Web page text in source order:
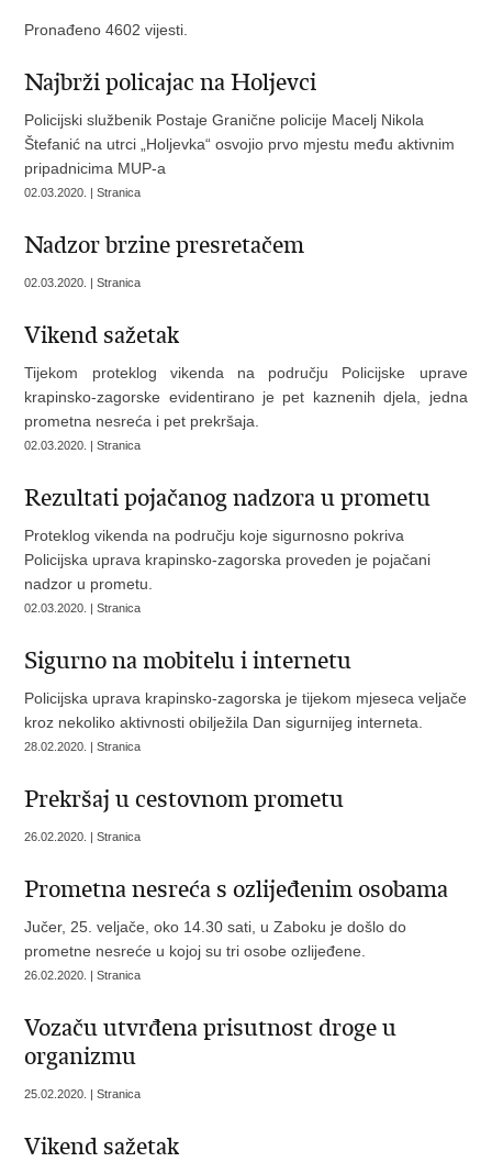
Pronađeno 4602 vijesti.
Najbrži policajac na Holjevci
Policijski službenik Postaje Granične policije Macelj Nikola
Štefanić na utrci „Holjevka“ osvojio prvo mjestu među aktivnim
pripadnicima MUP-a
02.03.2020. | Stranica
Nadzor brzine presretačem
02.03.2020. | Stranica
Vikend sažetak
Tijekom proteklog vikenda na području Policijske uprave
krapinsko-zagorske evidentirano je pet kaznenih djela, jedna
prometna nesreća i pet prekršaja.
02.03.2020. | Stranica
Rezultati pojačanog nadzora u prometu
Proteklog vikenda na području koje sigurnosno pokriva
Policijska uprava krapinsko-zagorska proveden je pojačani
nadzor u prometu.
02.03.2020. | Stranica
Sigurno na mobitelu i internetu
Policijska uprava krapinsko-zagorska je tijekom mjeseca veljače
kroz nekoliko aktivnosti obilježila Dan sigurnijeg interneta.
28.02.2020. | Stranica
Prekršaj u cestovnom prometu
26.02.2020. | Stranica
Prometna nesreća s ozlijeđenim osobama
Jučer, 25. veljače, oko 14.30 sati, u Zaboku je došlo do
prometne nesreće u kojoj su tri osobe ozlijeđene.
26.02.2020. | Stranica
Vozaču utvrđena prisutnost droge u
organizmu
25.02.2020. | Stranica
Vikend sažetak